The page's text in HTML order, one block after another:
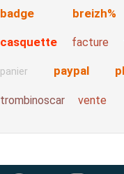
badge breizh%
casquette facture
panier paypal
trombinoscar vente